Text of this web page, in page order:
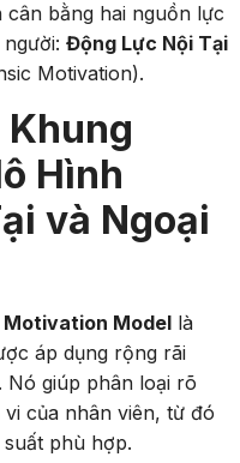
bằng hai nguồn lực
Động Lực Nội Tại
Motivation).
Khung
Hình
và Ngoại
Model là
áp dụng rộng rãi
Nó giúp phân loại rõ
của nhân viên, từ đó
phù hợp.